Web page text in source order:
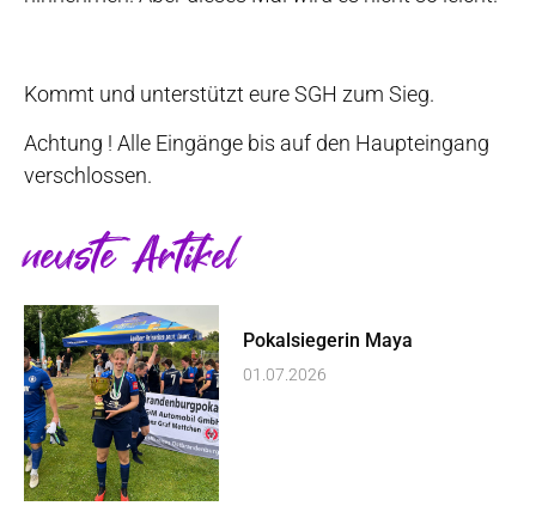
Kommt und unterstützt eure SGH zum Sieg.
Achtung ! Alle Eingänge bis auf den Haupteingang
verschlossen.
neuste Artikel
Pokalsiegerin Maya
01.07.2026